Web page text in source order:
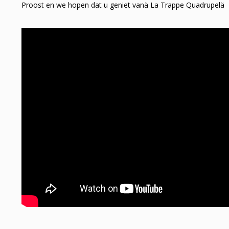
Proost en we hopen dat u geniet vanä La Trappe Quadrupelä